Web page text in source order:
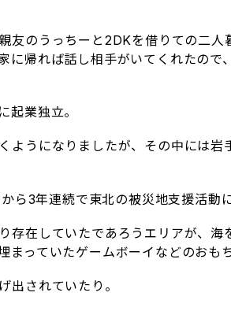
友のうっちーと2DKを借りての二人
に帰れば話し相手がいてくれたので
起業独立。
ようになりましたが、その中には岩
ら3年連続で東北の被災地支援活動
存在していたであろうエリアが、海
まっていたゲームボーイなどのおもち
出されていたり。